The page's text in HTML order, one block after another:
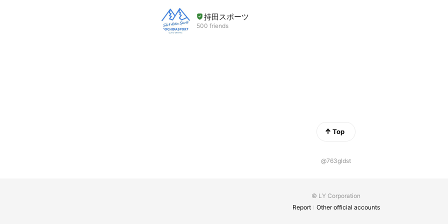
持田スポーツ
500 friends
Top
@763gldst
© LY Corporation
Report
Other official accounts